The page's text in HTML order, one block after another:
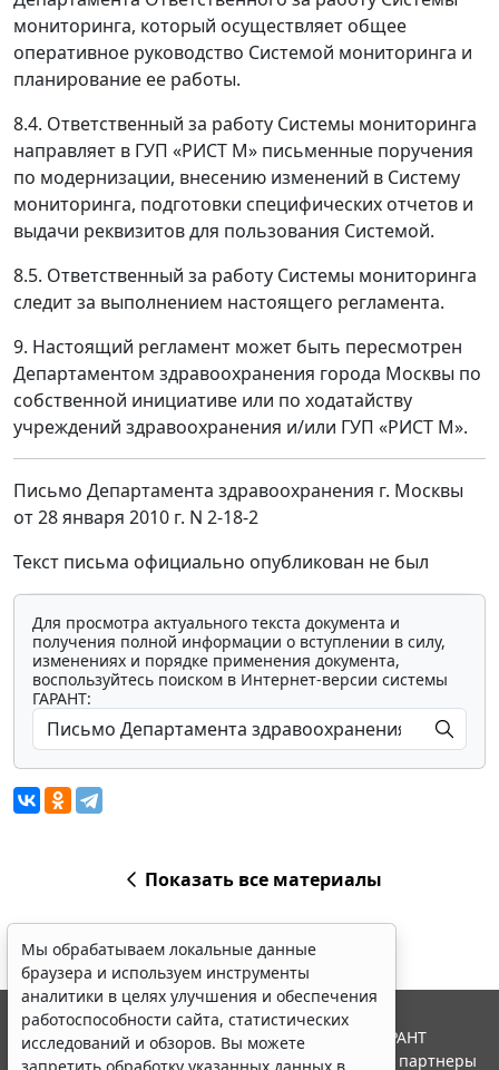
мониторинга, который осуществляет общее
оперативное руководство Системой мониторинга и
планирование ее работы.
8.4. Ответственный за работу Системы мониторинга
направляет в ГУП «РИСТ М» письменные поручения
по модернизации, внесению изменений в Систему
мониторинга, подготовки специфических отчетов и
выдачи реквизитов для пользования Системой.
8.5. Ответственный за работу Системы мониторинга
следит за выполнением настоящего регламента.
9. Настоящий регламент может быть пересмотрен
Департаментом здравоохранения города Москвы по
собственной инициативе или по ходатайству
учреждений здравоохранения и/или ГУП «РИСТ М».
Письмо Департамента здравоохранения г. Москвы
от 28 января 2010 г. N 2-18-2
Текст письма официально опубликован не был
Для просмотра актуального текста документа и
получения полной информации о вступлении в силу,
изменениях и порядке применения документа,
воспользуйтесь поиском в Интернет-версии системы
ГАРАНТ:
Показать все материалы
Мы обрабатываем локальные данные
браузера и используем инструменты
аналитики в целях улучшения и обеспечения
работоспособности сайта, статистических
исследований и обзоров. Вы можете
© ООО "НПП "ГАРАНТ-СЕРВИС", 2026. Система ГАРАНТ
выпускается с 1990 года. Компания "Гарант" и ее партнеры